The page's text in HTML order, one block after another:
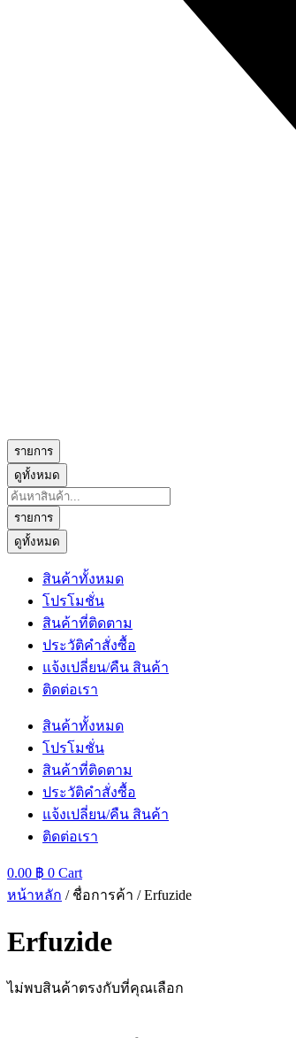
รายการ
ดูทั้งหมด
Search
...
รายการ
ดูทั้งหมด
สินค้าทั้งหมด
โปรโมชั่น
สินค้าที่ติดตาม
ประวัติคำสั่งซื้อ
แจ้งเปลี่ยน/คืน สินค้า
ติดต่อเรา
สินค้าทั้งหมด
โปรโมชั่น
สินค้าที่ติดตาม
ประวัติคำสั่งซื้อ
แจ้งเปลี่ยน/คืน สินค้า
ติดต่อเรา
0.00 ฿ 0 Cart
หน้าหลัก / ชื่อการค้า / Erfuzide
Erfuzide
ไม่พบสินค้าตรงกับที่คุณเลือก